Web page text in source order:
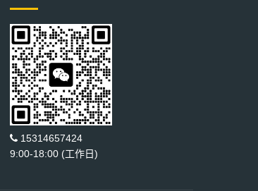
15314657424
9:00-18:00 (工作日)